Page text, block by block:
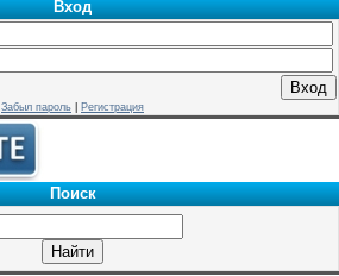
Вход
Забыл пароль Регистрация
Поиск